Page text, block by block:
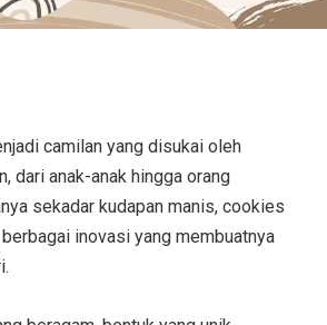
camilan yang disukai oleh
dari anak-anak hingga orang
sekadar kudapan manis, cookies
inovasi yang membuatnya